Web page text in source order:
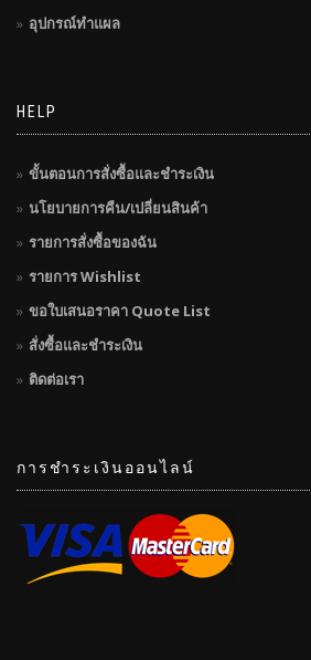
อุปกรณ์ทำแผล
HELP
ขั้นตอนการสั่งซื้อและชำระเงิน
นโยบายการคืน/เปลี่ยนสินค้า
รายการสั่งซื้อของฉัน
รายการ Wishlist
ขอใบเสนอราคา Quote List
สั่งซื้อและชำระเงิน
ติดต่อเรา
การชำระเงินออนไลน์